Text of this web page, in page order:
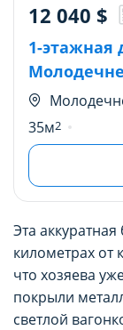
1-этажная
12 040 $
35м2
Эта
километрах от
что хозяева
покрыли
светлой